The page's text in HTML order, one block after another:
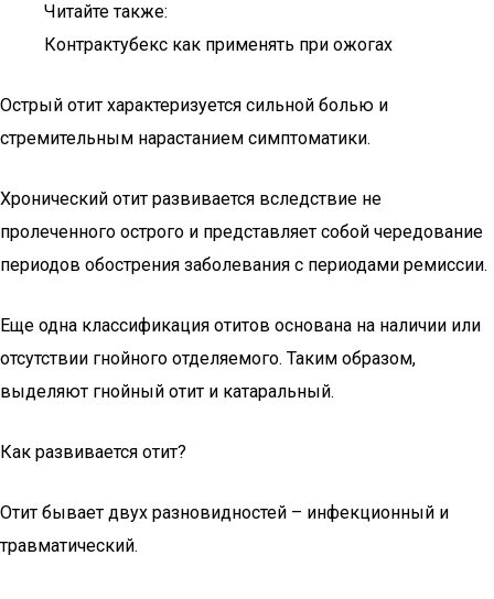
Читайте также:
Контрактубекс как применять при ожогах
Острый отит характеризуется сильной болью и
стремительным нарастанием симптоматики.
Хронический отит развивается вследствие не
пролеченного острого и представляет собой чередование
периодов обострения заболевания с периодами ремиссии.
Еще одна классификация отитов основана на наличии или
отсутствии гнойного отделяемого. Таким образом,
выделяют гнойный отит и катаральный.
Как развивается отит?
Отит бывает двух разновидностей – инфекционный и
травматический.